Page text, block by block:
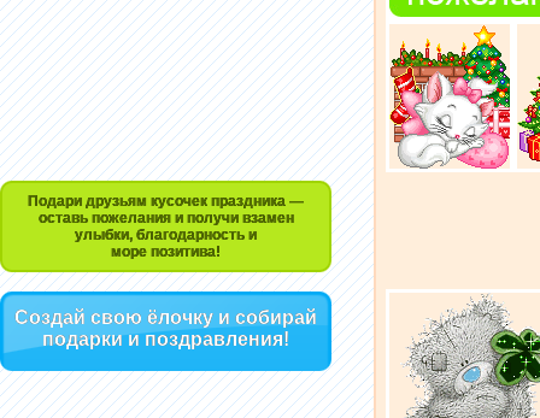
Подари друзьям кусочек праздника —
оставь пожелания и получи взамен
улыбки, благодарность и
море позитива!
Создай свою ёлочку и собирай
подарки и поздравления!